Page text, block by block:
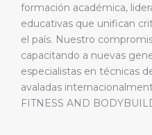
formación académica,
educativas que unifican
el país. Nuestro
capacitando a nuevas
especialistas en técnicas
avaladas
FITNESS AND